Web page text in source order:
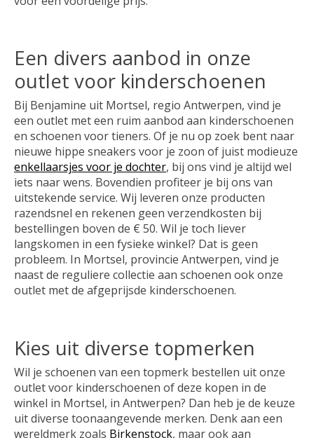
Een divers aanbod in onze
outlet voor kinderschoenen
Bij Benjamine uit Mortsel, regio Antwerpen, vind je
een outlet met een ruim aanbod aan kinderschoenen
en schoenen voor tieners. Of je nu op zoek bent naar
nieuwe hippe sneakers voor je zoon of juist modieuze
enkellaarsjes voor je dochter, bij ons vind je altijd wel
iets naar wens. Bovendien profiteer je bij ons van
uitstekende service. Wij leveren onze producten
razendsnel en rekenen geen verzendkosten bij
bestellingen boven de € 50. Wil je toch liever
langskomen in een fysieke winkel? Dat is geen
probleem. In Mortsel, provincie Antwerpen, vind je
naast de reguliere collectie aan schoenen ook onze
outlet met de afgeprijsde kinderschoenen.
Kies uit diverse topmerken
Wil je schoenen van een topmerk bestellen uit onze
outlet voor kinderschoenen of deze kopen in de
winkel in Mortsel, in Antwerpen? Dan heb je de keuze
uit diverse toonaangevende merken. Denk aan een
wereldmerk zoals Birkenstock, maar ook aan